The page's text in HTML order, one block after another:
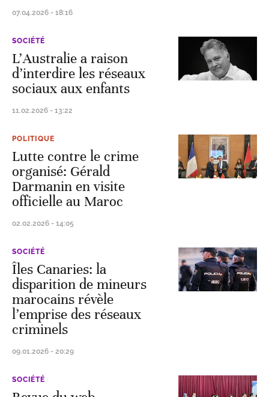
07.04.2026 - 18:16
SOCIÉTÉ
L’Australie a raison
d’interdire les réseaux
sociaux aux enfants
11.02.2026 - 13:22
POLITIQUE
Lutte contre le crime
organisé: Gérald
Darmanin en visite
officielle au Maroc
02.02.2026 - 14:05
SOCIÉTÉ
Îles Canaries: la
disparition de mineurs
marocains révèle
l’emprise des réseaux
criminels
09.01.2026 - 20:29
SOCIÉTÉ